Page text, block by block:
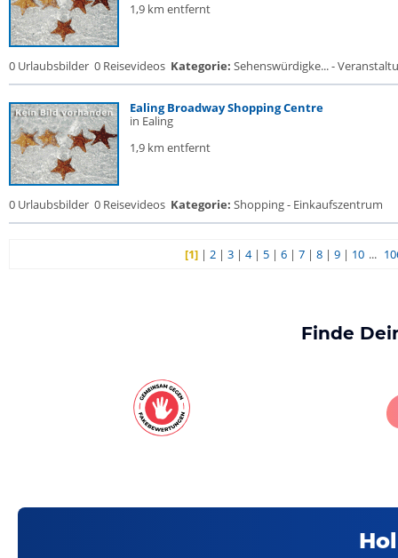
1,9 km entfernt
0 Urlaubsbilder 0 Reisevideos Kategorie: Sehenswürdigke... -
Ealing Broadway Shopping Centre
in Ealing
1,9 km entfernt
0 Urlaubsbilder 0 Reisevideos Kategorie: Shopping - Einkaufszentrum
[1] |2 |3 |4| 5 |6 |7 |8 |9 | 10 ...
Finde